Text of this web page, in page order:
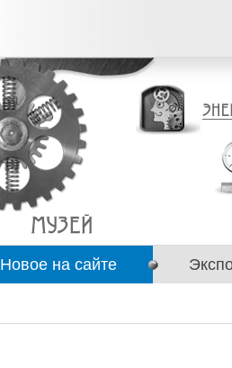
Новое на сайте